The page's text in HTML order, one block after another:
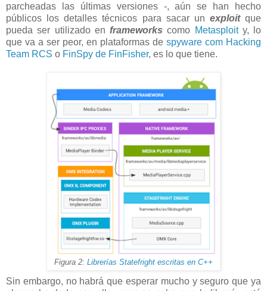
parcheadas las últimas versiones -, aún se han hecho
públicos los detalles técnicos para sacar un exploitque
pueda ser utilizado en frameworks como Metasploity, lo
que va a ser peor, en plataformas de spyware com Hacking
Team RCS o FinSpy de FinFisher, es lo que tiene.
Figura 2: Librerías Statefright escritas en C++
Sin embargo, no habrá que esperar mucho y seguro que ya